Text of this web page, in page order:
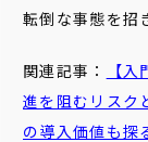
転倒な事態を招
関連記事： 【入
進を阻むリス
の導入価値も探